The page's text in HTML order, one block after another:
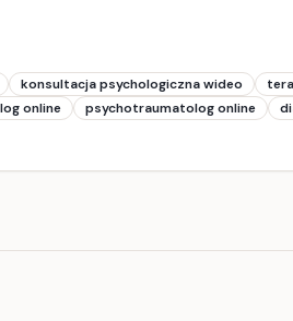
konsultacja psychologiczna wideo
online psychotraumatolog online